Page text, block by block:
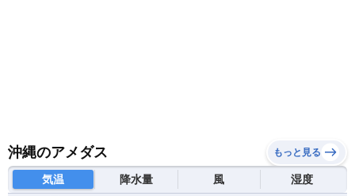
沖縄のアメダス もっと見る
気温 降水量 風 湿度